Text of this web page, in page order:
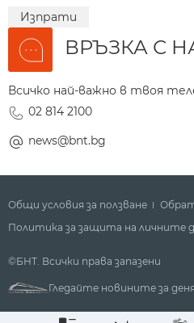
Изпрати
ВРЪЗКА С
Всичко най-важно в твоя
02 814 2100
news@bnt.bg
Общи условия за ползване
Политика за защита на личните
©БНТ. Всички права запазени
Гледайте новините за